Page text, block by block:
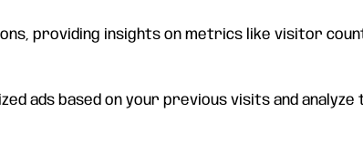
providing insights on metrics like visitor
ads based on your previous visits and